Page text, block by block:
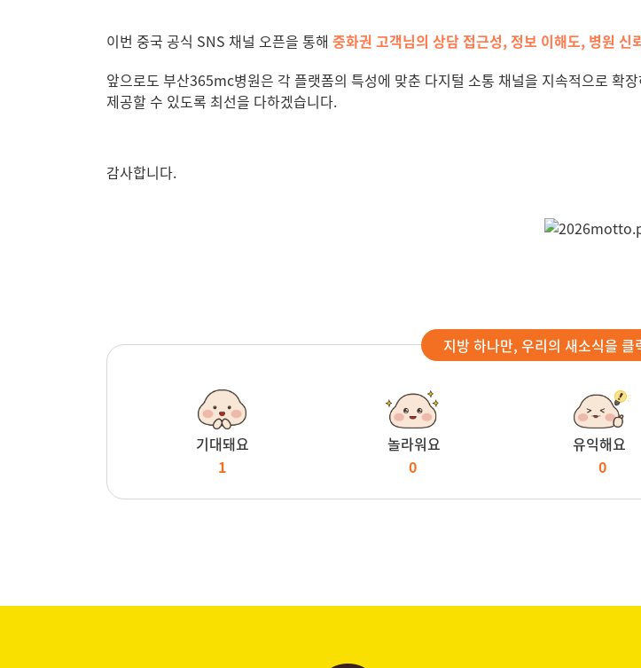
이번 중국 공식 SNS 채널 오픈을 통해 중화권 고객님의 상담 접근성, 정보 이해도, 병원 신
앞으로도 부산365mc병원은 각 플랫폼의 특성에 맞춘 다지털 소통 채널을 지속적으로 확
제공할 수 있도록 최선을 다하겠습니다.
감사합니다.
지방 하나만, 우리의 새소식을
기대돼요
1
놀라워요
0
유익해요
0